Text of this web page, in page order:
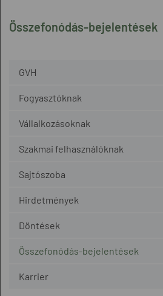
Összefonódás-bejelentések
GVH
Fogyasztóknak
Vállalkozásoknak
Szakmai felhasználóknak
Sajtószoba
Hirdetmények
Döntések
Összefonódás-bejelentések
Karrier